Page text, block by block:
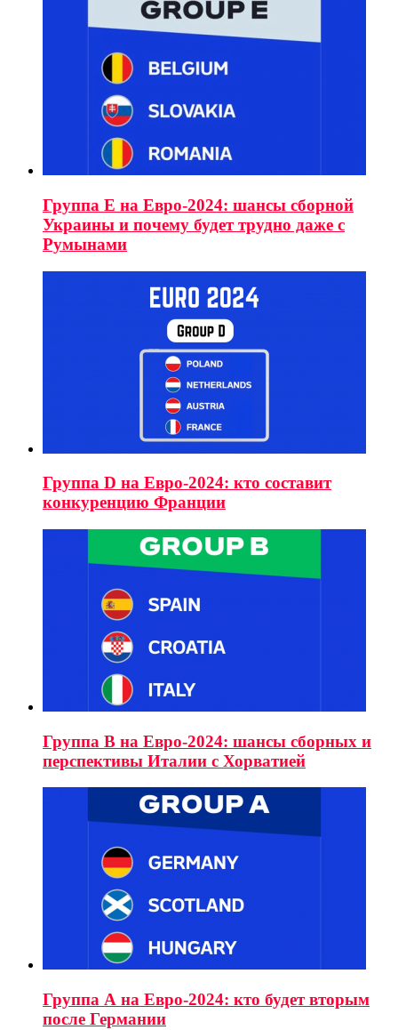
Группа E на Евро-2024: шансы сборной
Украины и почему будет трудно даже с
Румынами
Группа D на Евро-2024: кто составит
конкуренцию Франции
Группа B на Евро-2024: шансы сборных и
перспективы Италии с Хорватией
Группа А на Евро-2024: кто будет вторым
после Германии